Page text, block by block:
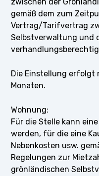
zwischen der
gemäß dem zum
Vertrag/Tarifvertrag
Selbstverwaltung und
Die Einstellung erfolgt
Monaten.
Wohnung:
Für die Stelle kann
werden, für die eine
Nebenkosten usw.
Regelungen zur
grönländischen